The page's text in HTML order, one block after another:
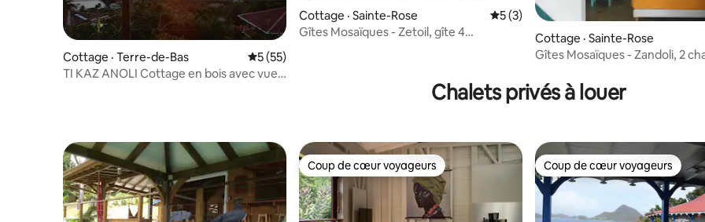
Cottage · Terre-de-Bas Note moyenne de 5 sur 5, 55 commentaires
5 (55)
TI KAZ ANOLI Cottage en bois avec vue
Cottage · Sainte-Rose Note moyenne de 5 sur 5, 3
5 (3)
Gîtes Mosaïques - Zetoil, gîte 4
Cottage · Sainte-Rose
Gîtes Mosaïques - Zandoli, 2
Chalets privés à louer
Coup de cœur voyageurs
Coup de cœur voyageurs Coup de cœur voyageurs
Coup de cœur voyageurs